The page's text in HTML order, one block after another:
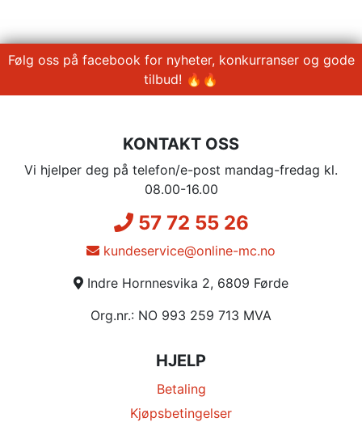
Følg oss på facebook for nyheter, konkurranser og gode
tilbud! 🔥🔥
KONTAKT OSS
Vi hjelper deg på telefon/e-post mandag-fredag kl.
08.00-16.00
57 72 55 26
kundeservice@online-mc.no
Indre Hornnesvika 2, 6809 Førde
Org.nr.: NO 993 259 713 MVA
HJELP
Betaling
Kjøpsbetingelser